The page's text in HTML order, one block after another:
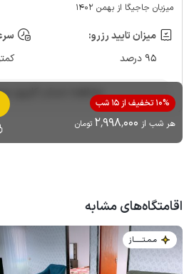
میزبان جاجیگا از بهمن 1402
میزان تایید رزرو:
95 درصد
کمتر
مشاهده حساب کاربری
10% تخفیف از 15 شب
هر شب از 2٬998٬000 تومان
اقامتگاه‌های مشابه
مـمـتــــــاز